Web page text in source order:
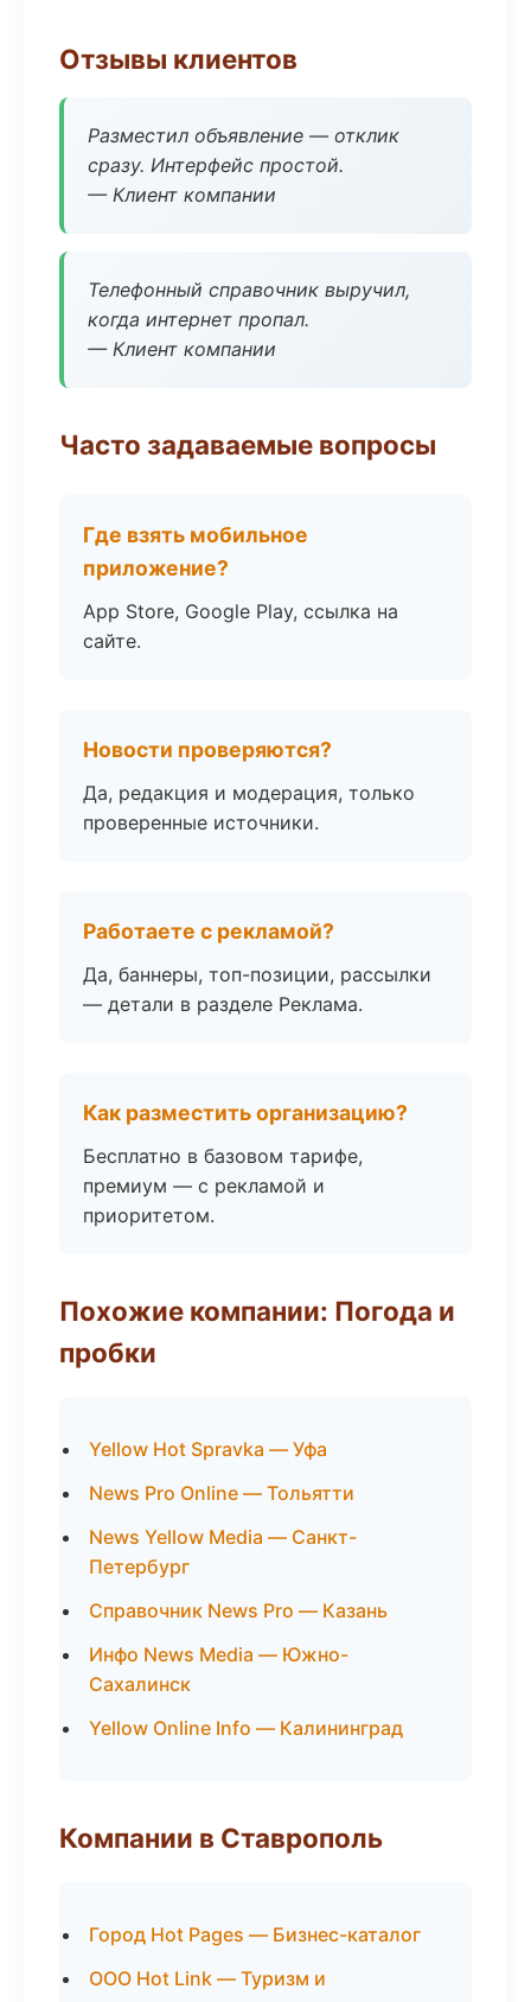
Отзывы клиентов
Разместил объявление — отклик
сразу. Интерфейс простой.
— Клиент компании
Телефонный справочник выручил,
когда интернет пропал.
— Клиент компании
Часто задаваемые вопросы
Где взять мобильное
приложение?
App Store, Google Play, ссылка на
сайте.
Новости проверяются?
Да, редакция и модерация, только
проверенные источники.
Работаете с рекламой?
Да, баннеры, топ-позиции, рассылки
— детали в разделе Реклама.
Как разместить организацию?
Бесплатно в базовом тарифе,
премиум — с рекламой и
приоритетом.
Похожие компании: Погода и
пробки
Yellow Hot Spravka — Уфа
News Pro Online — Тольятти
News Yellow Media — Санкт-
Петербург
Справочник News Pro — Казань
Инфо News Media — Южно-
Сахалинск
Yellow Online Info — Калининград
Компании в Ставрополь
Город Hot Pages — Бизнес-каталог
ООО Hot Link — Туризм и